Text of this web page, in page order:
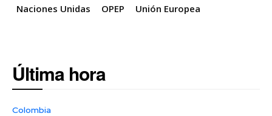
Naciones Unidas
OPEP Unión Europea
Última hora
Colombia